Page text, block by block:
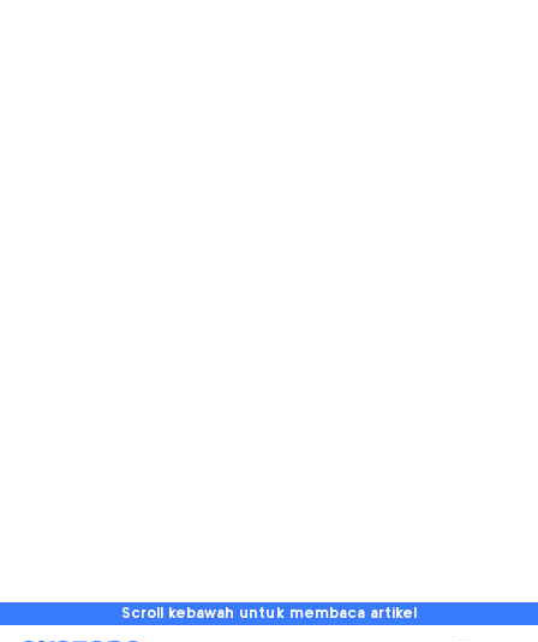
Scroll kebawah untuk membaca artikel